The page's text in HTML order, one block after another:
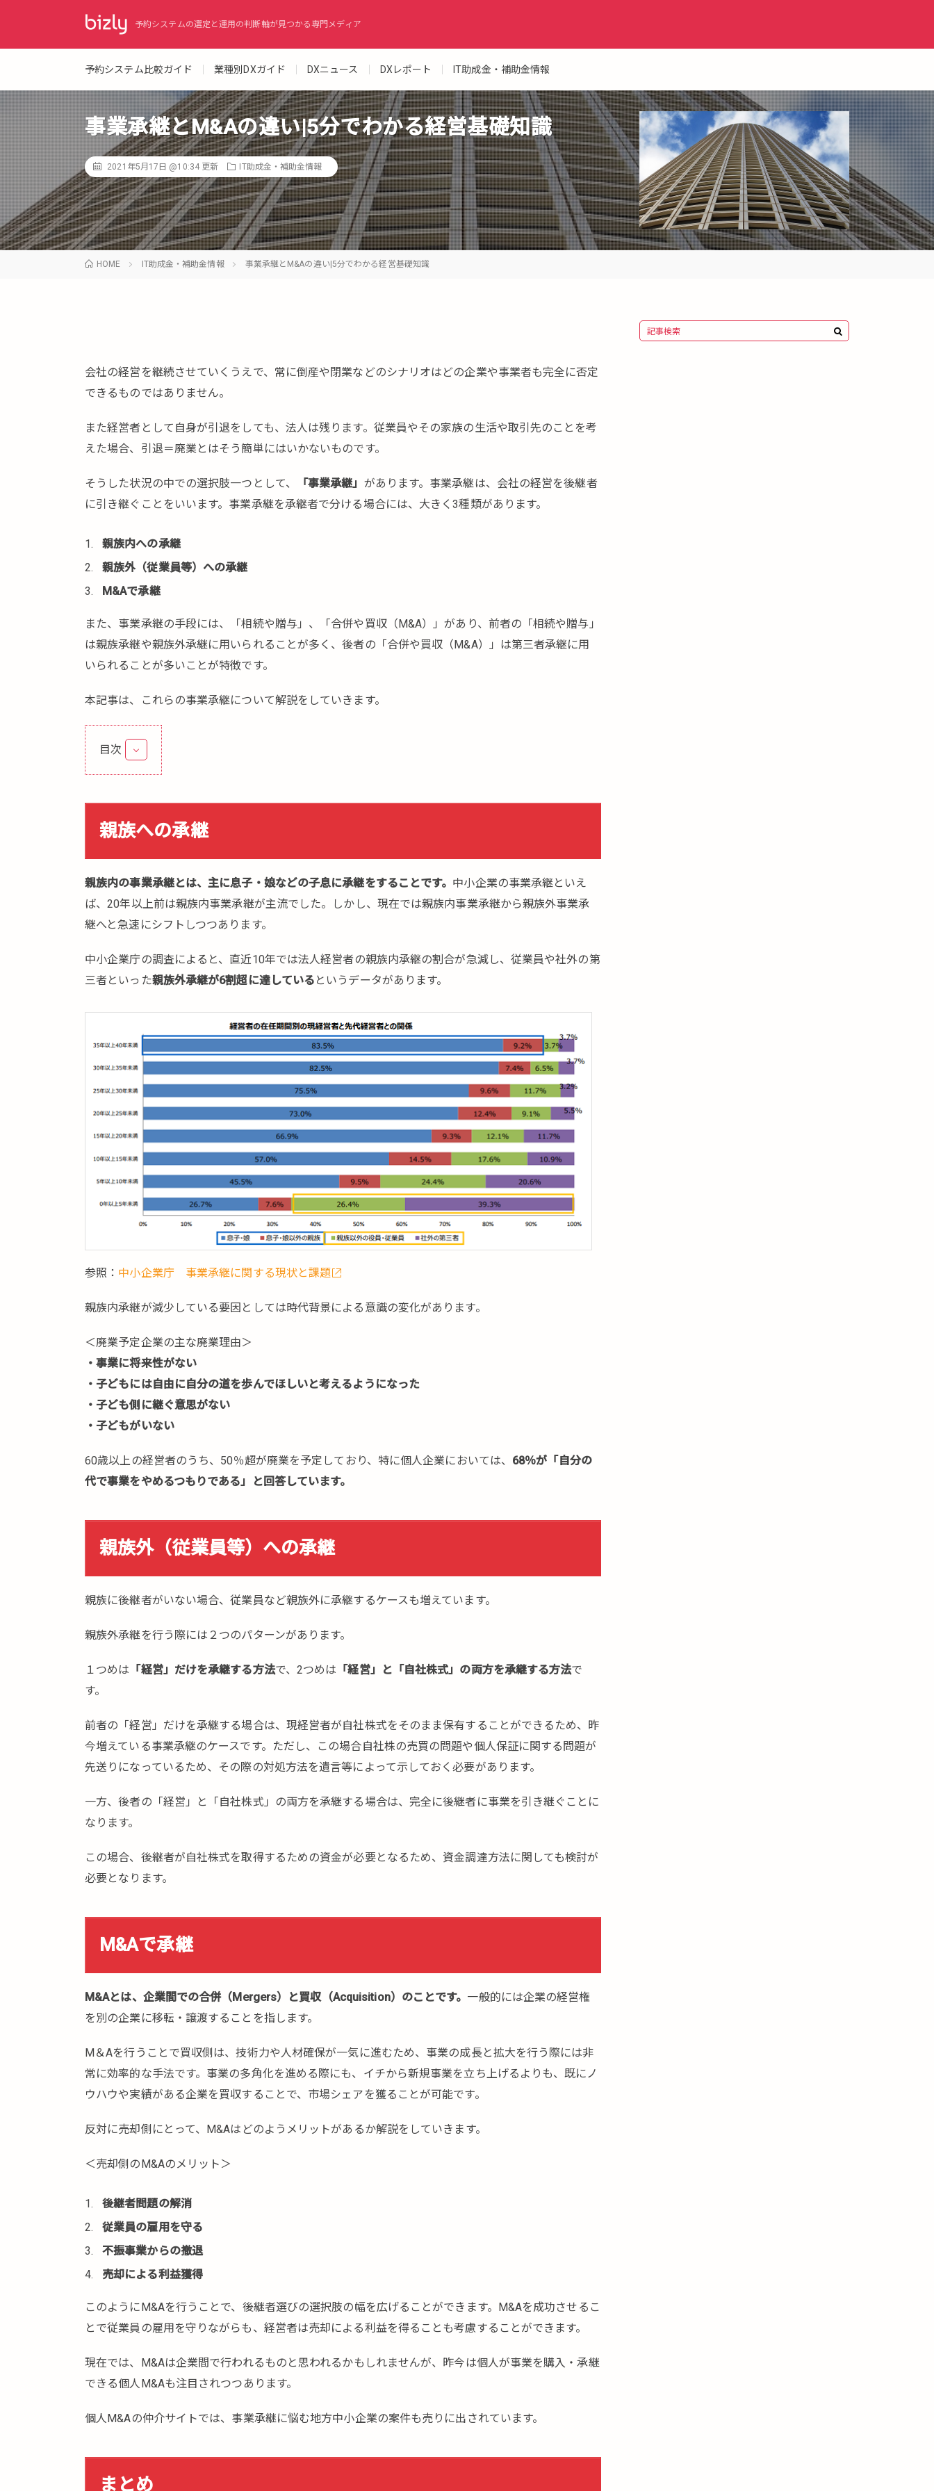
予約システムの選定と運用の判断軸が見つかる専門メディア
予約システム比較ガイド 業種別DXガイド DXニュース DXレポート IT助成金・補助金情報
事業承継とM&Aの違い|5分でわかる経営基礎知識
2021年5月17日 @10:34更新 IT助成金・補助金情報
HOME IT助成金・補助金情報 事業承継とM&Aの違い|5分でわかる経営基礎知識
会社の経営を継続させていくうえで、常に倒産や閉業などのシナリオはどの企業や事業者も完全に否定
できるものではありません。
また経営者として自身が引退をしても、法人は残ります。従業員やその家族の生活や取引先のことを考
えた場合、引退＝廃業とはそう簡単にはいかないものです。
そうした状況の中での選択肢一つとして、 「事業承継」 があります。事業承継は、会社の経営を後継者
に引き継ぐことをいいます。事業承継を承継者で分ける場合には、大きく3種類があります。
親族内への承継
親族外（従業員等）への承継
M&Aで承継
また、事業承継の手段には、「相続や贈与」、「合併や買収（M&A）」があり、前者の「相続や贈与」
は親族承継や親族外承継に用いられることが多く、後者の「合併や買収（M&A）」は第三者承継に用
いられることが多いことが特徴です。
本記事は、これらの事業承継について解説をしていきます。
目次
1.
へ
の
承
継
2.
親族
（従
業員
等）
3.
継
4.
ま
親族への承継
親族内の事業承継とは、主に息子・娘などの子息に承継をすることです。 中小企業の事業承継といえ
ば、20年以上前は親族内事業承継が主流でした。しかし、現在では親族内事業承継から親族外事業承
継へと急速にシフトしつつあります。
中小企業庁の調査によると、直近10年では法人経営者の親族内承継の割合が急減し、従業員や社外の第
三者といった親族外承継が6割超に達している というデータがあります。
参照： 中小企業庁 事業承継に関する現状と課題
親族内承継が減少している要因としては時代背景による意識の変化があります。
＜廃業予定企業の主な廃業理由＞
・事業に将来性がない
・子どもには自由に自分の道を歩んでほしいと考えるようになった
・子ども側に継ぐ意思がない
・子どもがいない
60歳以上の経営者のうち、50％超が廃業を予定しており、特に個人企業においては、 68％が「自分の
代で事業をやめるつもりである」と回答しています。
親族外（従業員等）への承継
親族に後継者がいない場合、従業員など親族外に承継するケースも増えています。
親族外承継を行う際には２つのパターンがあります。
１つめは 「経営」だけを承継する方法で、2つめは 「経営」と「自社株式」の両方を承継する方法で
す。
前者の「経営」だけを承継する場合は、現経営者が自社株式をそのまま保有することができるため、昨
今増えている事業承継のケースです。ただし、この場合自社株の売買の問題や個人保証に関する問題が
先送りになっているため、その際の対処方法を遺言等によって示しておく必要があります。
一方、後者の「経営」と「自社株式」の両方を承継する場合は、完全に後継者に事業を引き継ぐことに
なります。
この場合、後継者が自社株式を取得するための資金が必要となるため、資金調達方法に関しても検討が
必要となります。
M&Aで承継
M&Aとは、企業間での合併（Mergers）と買収（Acquisition）のことです。 一般的には企業の経営権
を別の企業に移転・譲渡することを指します。
M＆Aを行うことで買収側は、技術力や人材確保が一気に進むため、事業の成長と拡大を行う際には非
常に効率的な手法です。事業の多角化を進める際にも、イチから新規事業を立ち上げるよりも、既にノ
ウハウや実績がある企業を買収することで、市場シェアを獲ることが可能です。
反対に売却側にとって、M&Aはどのようメリットがあるか解説をしていきます。
＜売却側のM&Aのメリット＞
後継者問題の解消
従業員の雇用を守る
不振事業からの撤退
売却による利益獲得
このようにM&Aを行うことで、後継者選びの選択肢の幅を広げることができます。M&Aを成功させるこ
とで従業員の雇用を守りながらも、経営者は売却による利益を得ることも考慮することができます。
現在では、M&Aは企業間で行われるものと思われるかもしれませんが、昨今は個人が事業を購入・承継
できる個人M&Aも注目されつつあります。
個人M&Aの仲介サイトでは、事業承継に悩む地方中小企業の案件も売りに出されています。
まとめ